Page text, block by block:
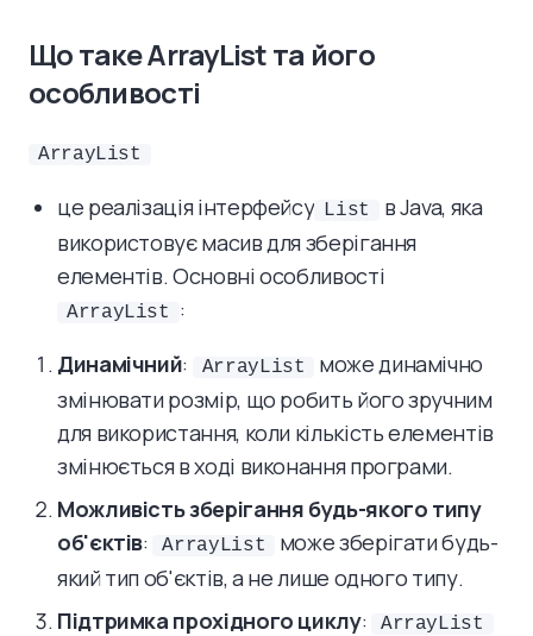
Що таке ArrayList та його
особливості
ArrayList
це реалізація інтерфейсу List
в Java, яка
використовує масив для зберігання
елементів. Основні особливості
ArrayList
:
Динамічний: ArrayList
може динамічно
змінювати розмір, що робить його зручним
для використання, коли кількість елементів
змінюється в ході виконання програми.
Можливість зберігання будь-якого типу
об'єктів: ArrayList
може зберігати будь-
який тип об'єктів, а не лише одного типу.
Підтримка прохідного циклу: ArrayList